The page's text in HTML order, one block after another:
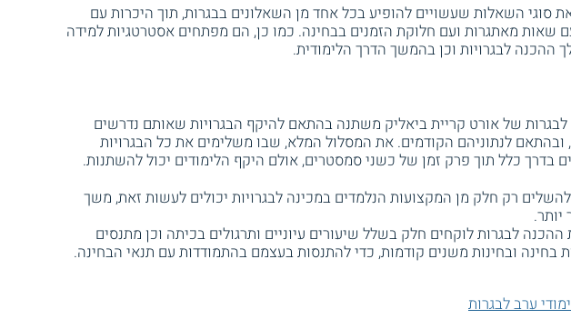
סוגי השאלות שעשויים להופיע בכל אחד מן השאלונים בבגרות, תוך היכרות עם
שאות מאתגרות ועם חלוקת הזמנים בבחינה. כמו כן, הם מפתחים אסטרטגיות למידה
ההכנה לבגרויות וכן בהמשך הדרך הלימודית.
של אורט קריית ביאליק משתנה בהתאם להיקף הבגרויות שאותם נדרשים
לנתוניהם הקודמים. את המסלול המלא, שבו משלימים את כל הבגרויות
בדרך כלל תוך פרק זמן של כשני סמסטרים, אולם היקף הלימודים יכול להשתנות.
רק חלק מן המקצועות הנלמדים במכינה לבגרויות יכולים לעשות זאת, משך
לבגרות לוקחים חלק בשלל שיעורים עיוניים ותרגולים בכיתה וכן מתנסים
בחינה ובחינות משנים קודמות, כדי להתנסות בעצמם בהתמודדות עם תנאי הבחינה.
ערב לבגרות